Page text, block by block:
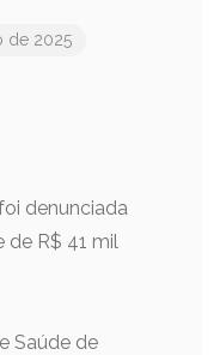
de 2025
denunciada
de R$ 41 mil
Saúde de